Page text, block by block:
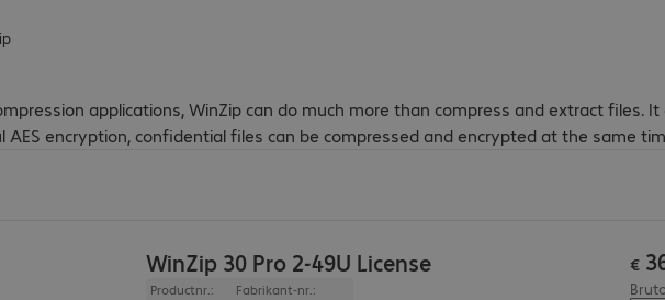
applications, WinZip can do much more than compress and extract files.
encryption, confidential files can be compressed and encrypted at the same
WinZip 30 Pro 2-49U License
Productnr.:
Fabrikant-nr.:
€